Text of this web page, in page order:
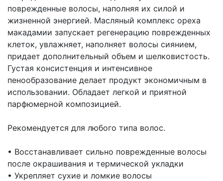
поврежденные волосы, наполняя их силой и
жизненной энергией. Масляный комплекс ореха
макадамии запускает регенерацию поврежденных
клеток, увлажняет, наполняет волосы сиянием,
придает дополнительный объем и шелковистость.
Густая консистенция и интенсивное
пенообразование делает продукт экономичным в
использовании. Обладает легкой и приятной
парфюмерной композицией.
Рекомендуется для любого типа волос.
• Восстанавливает сильно поврежденные волосы
после окрашивания и термической укладки
• Укрепляет сухие и ломкие волосы